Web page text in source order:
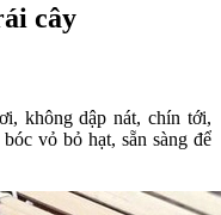
cây
không dập nát, chín tới,
vỏ bỏ hạt, sẵn sàng để